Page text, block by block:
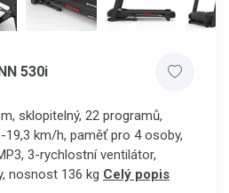
530i
sklopitelný, 22 programů,
19,3 km/h, paměť pro 4 osoby,
3-rychlostní ventilátor,
nosnost 136 kg Celý popis